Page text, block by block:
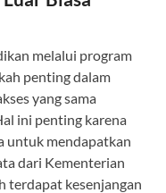
melalui program
penting dalam
yang sama
ini penting karena
untuk mendapatkan
dari Kementerian
terdapat kesenjangan